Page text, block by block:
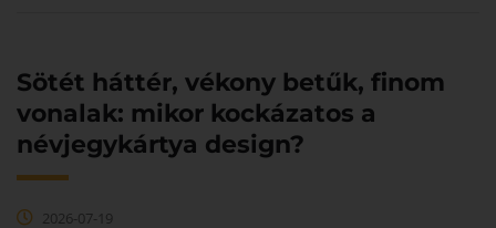
Sötét háttér, vékony betűk, finom
vonalak: mikor kockázatos a
névjegykártya design?
2026-07-19